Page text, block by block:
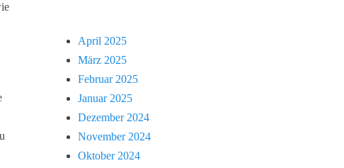
April 2025
März 2025
Februar 2025
Januar 2025
Dezember 2024
November 2024
Oktober 2024